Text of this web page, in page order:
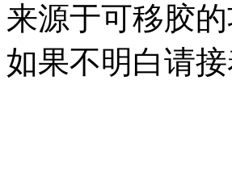
来源于可移胶
如果不明白请